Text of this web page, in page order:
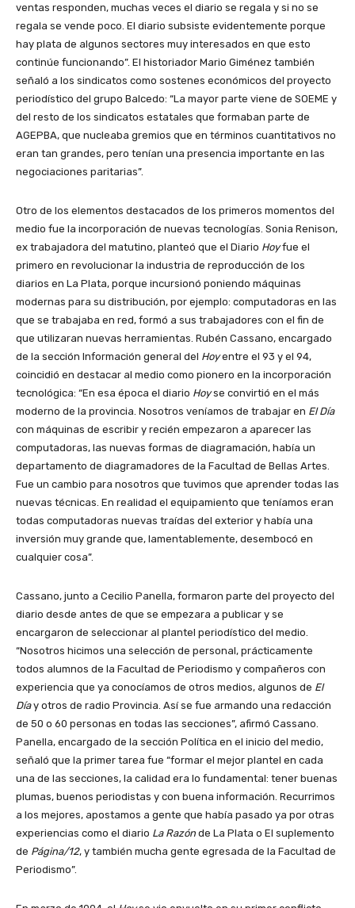
ventas responden, muchas veces el diario se regala y si no se
regala se vende poco. El diario subsiste evidentemente porque
hay plata de algunos sectores muy interesados en que esto
continúe funcionando”. El historiador Mario Giménez también
señaló a los sindicatos como sostenes económicos del proyecto
periodístico del grupo Balcedo: “La mayor parte viene de SOEME y
del resto de los sindicatos estatales que formaban parte de
AGEPBA, que nucleaba gremios que en términos cuantitativos no
eran tan grandes, pero tenían una presencia importante en las
negociaciones paritarias”.
Otro de los elementos destacados de los primeros momentos del
medio fue la incorporación de nuevas tecnologías. Sonia Renison,
ex trabajadora del matutino, planteó que el Diario Hoyfue el
primero en revolucionar la industria de reproducción de los
diarios en La Plata, porque incursionó poniendo máquinas
modernas para su distribución, por ejemplo: computadoras en las
que se trabajaba en red, formó a sus trabajadores con el fin de
que utilizaran nuevas herramientas. Rubén Cassano, encargado
de la sección Información general del Hoyentre el 93 y el 94,
coincidió en destacar al medio como pionero en la incorporación
tecnológica: “En esa época el diario Hoyse convirtió en el más
moderno de la provincia. Nosotros veníamos de trabajar en El Día
con máquinas de escribir y recién empezaron a aparecer las
computadoras, las nuevas formas de diagramación, había un
departamento de diagramadores de la Facultad de Bellas Artes.
Fue un cambio para nosotros que tuvimos que aprender todas las
nuevas técnicas. En realidad el equipamiento que teníamos eran
todas computadoras nuevas traídas del exterior y había una
inversión muy grande que, lamentablemente, desembocó en
cualquier cosa”.
Cassano, junto a Cecilio Panella, formaron parte del proyecto del
diario desde antes de que se empezara a publicar y se
encargaron de seleccionar al plantel periodístico del medio.
“Nosotros hicimos una selección de personal, prácticamente
todos alumnos de la Facultad de Periodismo y compañeros con
experiencia que ya conocíamos de otros medios, algunos de El
Díay otros de radio Provincia. Así se fue armando una redacción
de 50 o 60 personas en todas las secciones”, afirmó Cassano.
Panella, encargado de la sección Política en el inicio del medio,
señaló que la primer tarea fue “formar el mejor plantel en cada
una de las secciones, la calidad era lo fundamental: tener buenas
plumas, buenos periodistas y con buena información. Recurrimos
a los mejores, apostamos a gente que había pasado ya por otras
experiencias como el diario La Razón de La Plata o El suplemento
de Página/12, y también mucha gente egresada de la Facultad de
Periodismo”.